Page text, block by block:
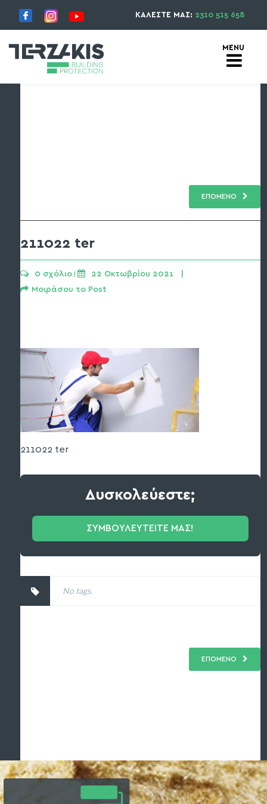
ΚΑΛΕΣΤΕ ΜΑΣ: 2310 515 658
ΕΠΟΜΕΝΟ
211022 ter
0 σχόλιο |
22 Οκτωβρίου 2021   |
Μοιράσου το Post
211022 ter
Δυσκολεύεστε;
ΣΥΜΒΟΥΛΕΥΤΕΙΤΕ ΜΑΣ!
No tags.
ΕΠΟΜΕΝΟ